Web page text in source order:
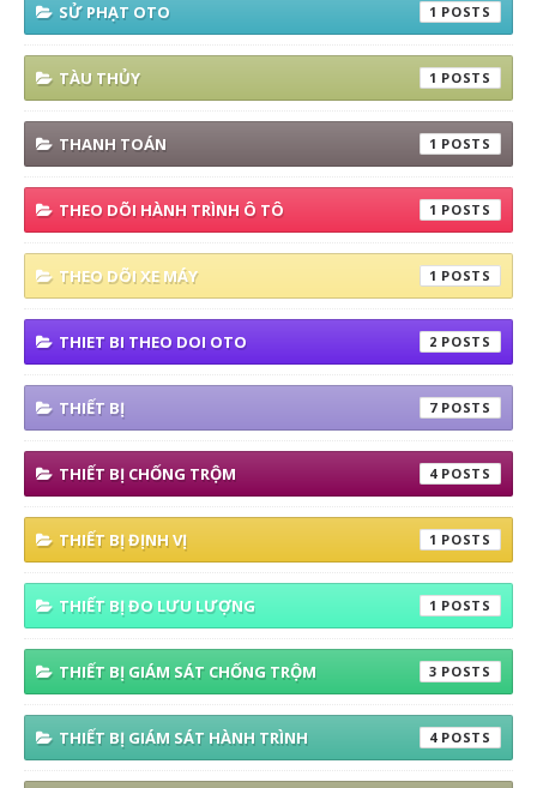
SỬ PHẠT OTO 1
TÀU THỦY 1
THANH TOÁN 1
THEO DÕI HÀNH TRÌNH Ô TÔ 1
THEO DÕI XE MÁY 1
THIET BI THEO DOI OTO 2
THIẾT BỊ 7
THIẾT BỊ CHỐNG TRỘM 4
THIẾT BỊ ĐỊNH VỊ 1
THIẾT BỊ ĐO LƯU LƯỢNG 1
THIẾT BỊ GIÁM SÁT CHỐNG TRỘM 3
THIẾT BỊ GIÁM SÁT HÀNH TRÌNH 4